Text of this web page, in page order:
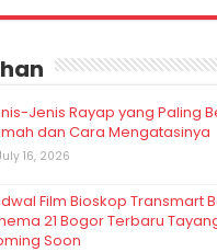
Jenis Rayap yang Paling
dan Cara Mengatasinya
16, 2026
Film Bioskop Transmart
21 Bogor Terbaru
Soon